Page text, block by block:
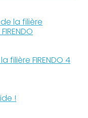
la filière
filière FIRENDO 4
!